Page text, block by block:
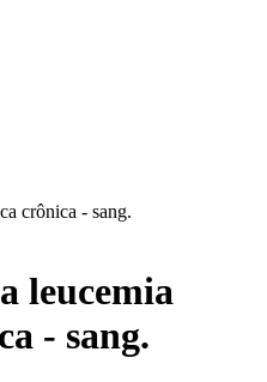
crônica - sang.
leucemia
- sang.